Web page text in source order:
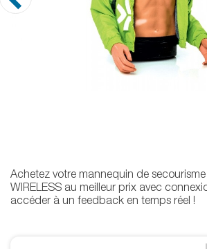
Achetez votre mannequin de
WIRELESS au meilleur prix avec
accéder à un feedback en temps réel !